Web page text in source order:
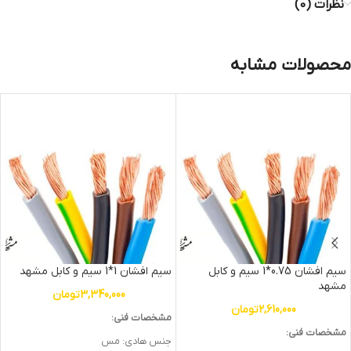
نظرات (0)
محصولات مشابه
سیم افشان 0.75*1 سیم و کابل
مشهد
2,610,000تومان
مشخصات فنی:
سیم افشان 1*1 سیم و کابل مشهد
3,340,000تومان
مشخصات فنی:
جنس هادی: مس